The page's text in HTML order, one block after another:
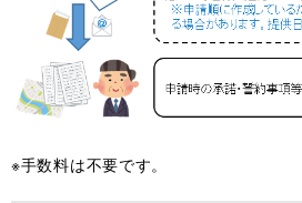
※手数料は不要です。